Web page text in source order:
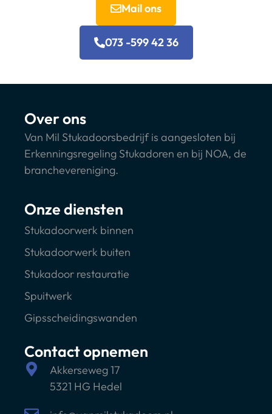
Mail ons
073 -599 42 36
Over ons
Van Mil Stukadoorsbedrijf is aangesloten bij
Erkenningsregeling Stukadoren en bij NOA, de
branchevereniging.
Onze diensten
Stukadoorwerk binnen
Stukadoorwerk buiten
Stukadoor restauratie
Spuitwerk
Gipsscheidingswanden
Contact opnemen
Akkerseweg 17
5321 HG Hedel